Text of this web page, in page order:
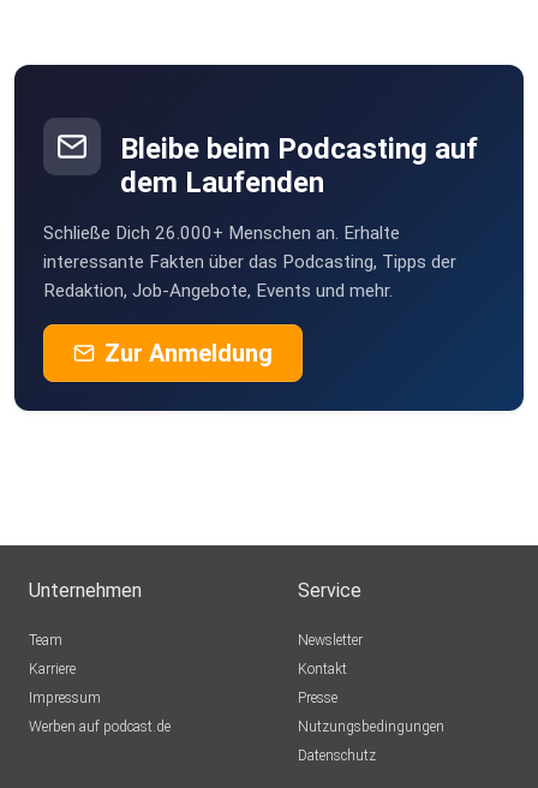
Bleibe beim Podcasting auf
dem Laufenden
Schließe Dich 26.000+ Menschen an. Erhalte
interessante Fakten über das Podcasting, Tipps der
Redaktion, Job-Angebote, Events und mehr.
Zur Anmeldung
Unternehmen
Team
Karriere
Impressum
Werben auf podcast.de
Service
Newsletter
Kontakt
Presse
Nutzungsbedingungen
Datenschutz